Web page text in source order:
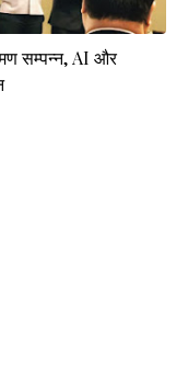
सम्पन्न, AI और